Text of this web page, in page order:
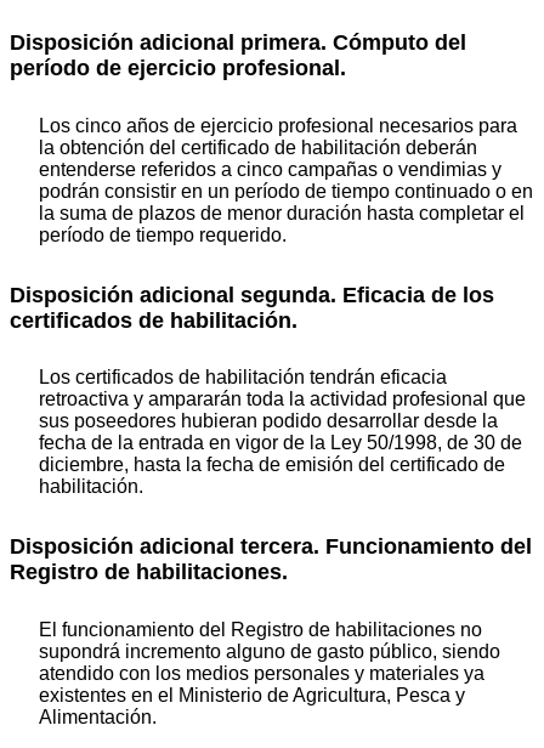
Disposición adicional primera. Cómputo del
período de ejercicio profesional.
Los cinco años de ejercicio profesional necesarios para
la obtención del certificado de habilitación deberán
entenderse referidos a cinco campañas o vendimias y
podrán consistir en un período de tiempo continuado o en
la suma de plazos de menor duración hasta completar el
período de tiempo requerido.
Disposición adicional segunda. Eficacia de los
certificados de habilitación.
Los certificados de habilitación tendrán eficacia
retroactiva y ampararán toda la actividad profesional que
sus poseedores hubieran podido desarrollar desde la
fecha de la entrada en vigor de la Ley 50/1998, de 30 de
diciembre, hasta la fecha de emisión del certificado de
habilitación.
Disposición adicional tercera. Funcionamiento del
Registro de habilitaciones.
El funcionamiento del Registro de habilitaciones no
supondrá incremento alguno de gasto público, siendo
atendido con los medios personales y materiales ya
existentes en el Ministerio de Agricultura, Pesca y
Alimentación.